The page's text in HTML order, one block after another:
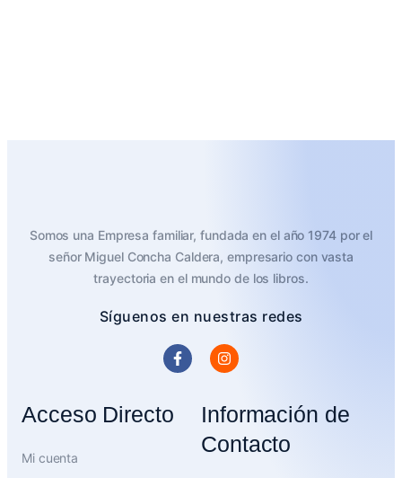
Somos una Empresa familiar, fundada en el año 1974 por el
señor Miguel Concha Caldera, empresario con vasta
trayectoria en el mundo de los libros.
Síguenos en nuestras redes
Acceso Directo
Mi cuenta
Información de
Contacto